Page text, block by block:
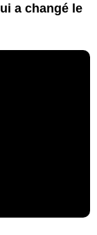
a changé le